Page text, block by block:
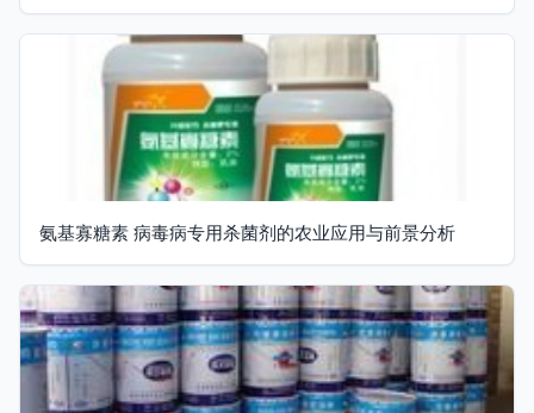
氨基寡糖素 病毒病专用杀菌剂的农业应用与前景分析